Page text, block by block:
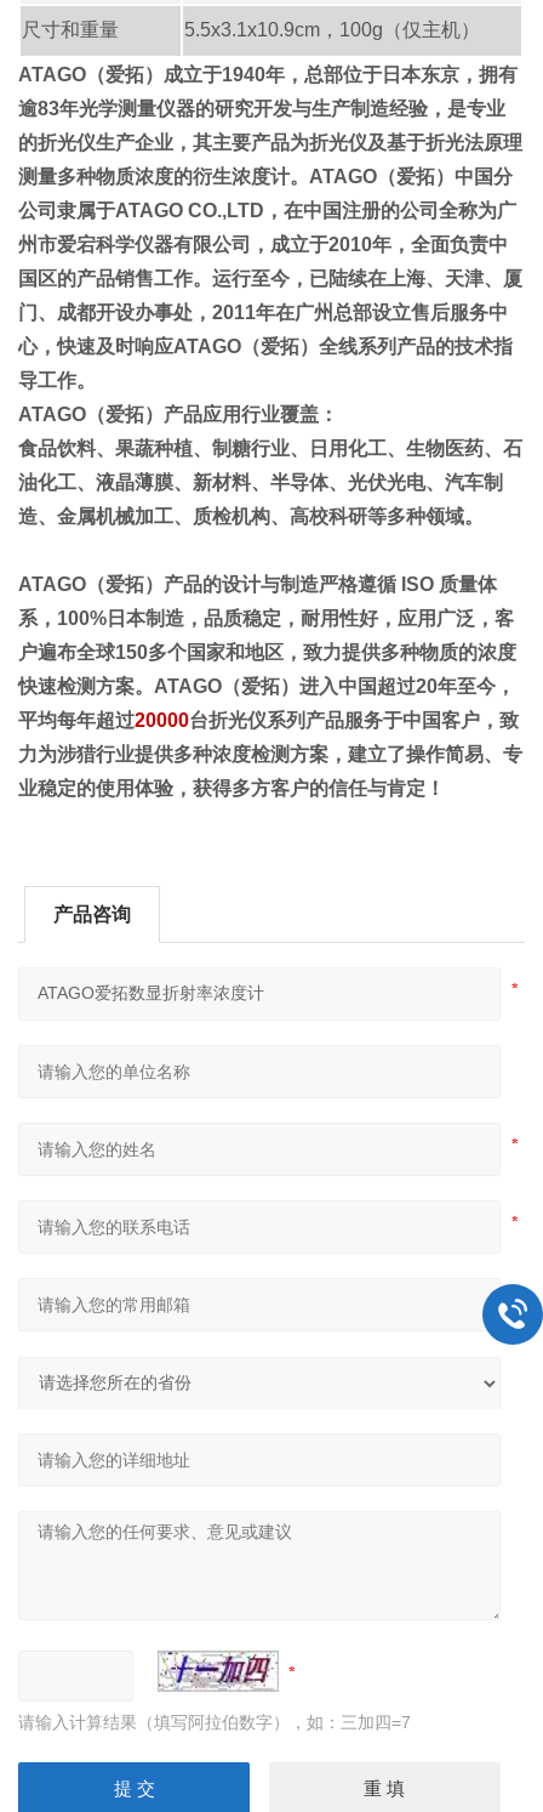
尺寸和重量 5.5x3.1x10.9cm，100g （仅主机）
ATAGO（爱拓）成立于1940年，总部位于日本东京，拥有
逾83年光学测量仪器的研究开发与生产制造经验，是专业
的折光仪生产企业，其主要产品为折光仪及基于折光法原理
测量多种物质浓度的衍生浓度计。ATAGO（爱拓）中国分
公司隶属于ATAGO CO.,LTD，在中国注册的公司全称为广
州市爱宕科学仪器有限公司，成立于2010年，全面负责中
国区的产品销售工作。运行至今，已陆续在上海、天津、厦
门、成都开设办事处，2011年在广州总部设立售后服务中
心，快速及时响应ATAGO（爱拓）全线系列产品的技术指
导工作。
ATAGO（爱拓）产品应用行业覆盖：
食品饮料、果蔬种植、制糖行业、日用化工、生物医药、石
油化工、液晶薄膜、新材料、半导体、光伏光电、汽车制
造、金属机械加工、质检机构、高校科研等多种领域。
ATAGO（爱拓）产品的设计与制造严格遵循 ISO 质量体
系，100%日本制造，品质稳定，耐用性好，应用广泛，客
户遍布全球150多个国家和地区，致力提供多种物质的浓度
快速检测方案。 ATAGO（爱拓）进入中国超过20年至今，
平均每年超过20000台折光仪系列产品服务于中国客户，致
力为涉猎行业提供多种浓度检测方案，建立了操作简易、专
业稳定的使用体验，获得多方客户的信任与肯定！
产品咨询
请输入计算结果（填写阿拉伯数字），如：三加四=7